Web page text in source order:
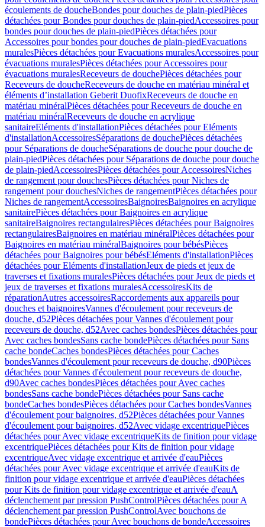
écoulements de doucheBondes pour douches de plain-piedPièces
détachées pour Bondes pour douches de plain-piedAccessoires pour
bondes pour douches de plain-piedPièces détachées pour
Accessoires pour bondes pour douches de plain-piedEvacuations
muralesPièces détachées pour Evacuations muralesAccessoires pour
évacuations muralesPièces détachées pour Accessoires pour
évacuations muralesReceveurs de douchePièces détachées pour
Receveurs de doucheReceveurs de douche en matériau minéral et
éléments d’installation Geberit DuofixReceveurs de douche en
matériau minéralPièces détachées pour Receveurs de douche en
matériau minéralReceveurs de douche en acrylique
sanitaireEléments d'installationPièces détachées pour Eléments
d'installationAccessoiresSéparations de douchePièces détachées
pour Séparations de doucheSéparations de douche pour douche de
plain-piedPièces détachées pour Séparations de douche pour douche
de plain-piedAccessoiresPièces détachées pour AccessoiresNiches
de rangement pour douchesPièces détachées pour Niches de
rangement pour douchesNiches de rangementPièces détachées pour
Niches de rangementAccessoiresBaignoiresBaignoires en acrylique
sanitairePièces détachées pour Baignoires en acrylique
sanitaireBaignoires rectangulairesPièces détachées pour Baignoires
rectangulairesBaignoires en matériau minéralPièces détachées pour
Baignoires en matériau minéralBaignoires pour bébésPièces
détachées pour Baignoires pour bébésEléments d'installationPièces
détachées pour Eléments d'installationJeux de pieds et jeux de
traverses et fixations muralesPièces détachées pour Jeux de pieds et
jeux de traverses et fixations muralesAccessoiresKits de
réparationAutres accessoiresRaccordements aux appareils pour
douches et baignoiresVannes d'écoulement pour receveurs de
douche, d52Pièces détachées pour Vannes d'écoulement pour
receveurs de douche, d52Avec caches bondesPièces détachées pour
Avec caches bondesSans cache bondePièces détachées pour Sans
cache bondeCaches bondesPièces détachées pour Caches
bondesVannes d'écoulement pour receveurs de douche, d90Pièces
détachées pour Vannes d'écoulement pour receveurs de douche,
d90Avec caches bondesPièces détachées pour Avec caches
bondesSans cache bondePièces détachées pour Sans cache
bondeCaches bondesPièces détachées pour Caches bondesVannes
d'écoulement pour baignoires, d52Pièces détachées pour Vannes
d'écoulement pour baignoires, d52Avec vidage excentriquePièces
détachées pour Avec vidage excentriqueKits de finition pour vidage
excentriquePièces détachées pour Kits de finition pour vidage
excentriqueAvec vidage excentrique et arrivée d'eauPièces
détachées pour Avec vidage excentrique et arrivée d'eauKits de
finition pour vidage excentrique et arrivée d'eauPièces détachées
pour Kits de finition pour vidage excentrique et arrivée d'eauA
déclenchement par pression PushControlPièces détachées pour A
déclenchement par pression PushControlAvec bouchons de
bondePièces détachées pour Avec bouchons de bondeAccessoires